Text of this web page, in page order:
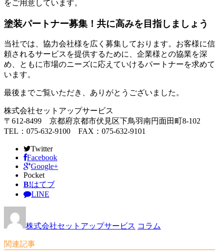
をご用意しています。
塗装パートナー募集！共に高みを目指しましょう
当社では、協力会社様を広く募集しております。お客様に信
頼されるサービスを提供するために、企業様との協業を深
め、ともに市場のニーズに応えていけるパートナーを求めて
います。
最後までご覧いただき、ありがとうございました。
株式会社セットアップサービス
〒612-8499 京都府京都市伏見区下鳥羽南円面田町8-102
TEL：075-632-9100 FAX：075-632-9101
Twitter
Facebook
Google+
Pocket
B!はてブ
LINE
株式会社セットアップサービス コラム
関連記事